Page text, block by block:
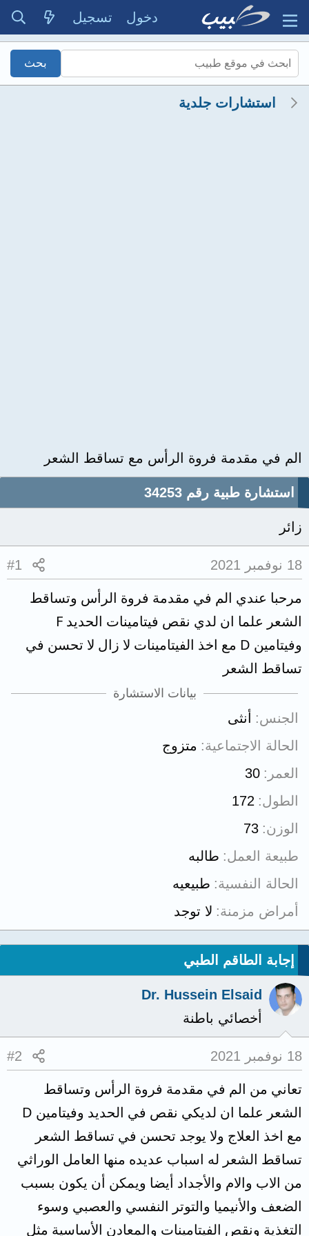
دخول تسجيل
استشارات جلدية
الم في مقدمة فروة الرأس مع تساقط الشعر
استشارة طبية رقم 34253
زائر
18 نوفمبر 2021 #1
مرحبا عندي الم في مقدمة فروة الرأس وتساقط
الشعر علما ان لدي نقص فيتامينات الحديد F
وفيتامين D مع اخذ الفيتامينات لا زال لا تحسن في
تساقط الشعر
بيانات الاستشارة
الجنس
أنثى
الحالة الاجتماعية
متزوج
العمر
30
الطول 172
الوزن 73
طبيعة العمل طالبه
الحالة النفسية طبيعيه
أمراض مزمنة لا توجد
إجابة الطاقم الطبي
Dr. Hussein Elsaid
أخصائي باطنة
18 نوفمبر 2021 #2
تعاني من الم في مقدمة فروة الرأس وتساقط
الشعر علما ان لديكي نقص في الحديد وفيتامين D
مع اخذ العلاج ولا يوجد تحسن في تساقط الشعر
تساقط الشعر له اسباب عديده منها العامل الوراثي
من الاب والام والأجداد أيضا ويمكن أن يكون بسبب
الضعف والأنيميا والتوتر النفسي والعصبي وسوء
التغذية ونقص الفيتامينات والمعادن الأساسية مثل